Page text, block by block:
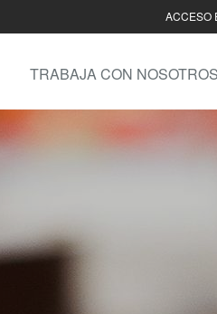
ACCESO
TRABAJA CON NOSOTROS